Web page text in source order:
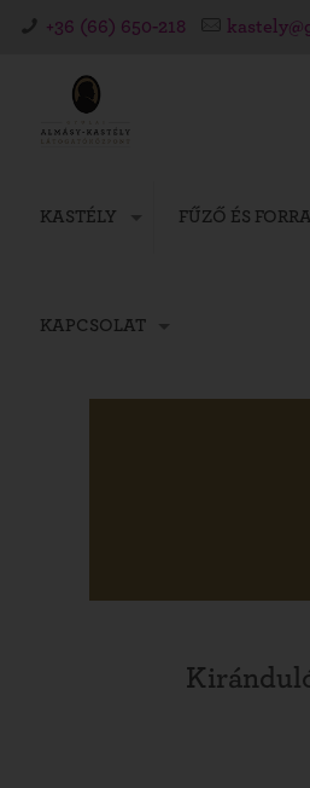
+36 (66) 650-218
KASTÉLY FŰZŐ ÉS
KAPCSOLAT